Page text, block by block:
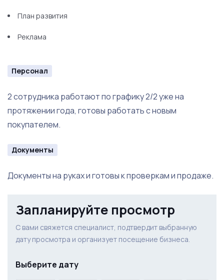
План развития
Реклама
Персонал
2 сотрудника работают по графику 2/2 уже на
протяжении года, готовы работать с новым
покупателем.
Документы
Документы на руках и готовы к проверкам и продаже.
Запланируйте просмотр
С вами свяжется специалист, подтвердит выбранную
дату просмотра и организует посещение бизнеса.
Выберите дату